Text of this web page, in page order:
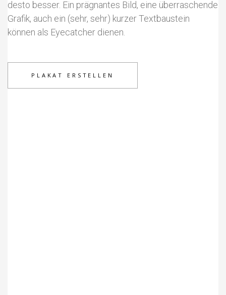
desto besser. Ein prägnantes Bild, eine überraschende
Grafik, auch ein (sehr, sehr) kurzer Textbaustein
können als Eyecatcher dienen.
PLAKAT ERSTELLEN